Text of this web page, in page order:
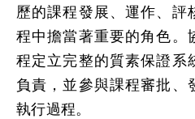
歷的課程發展、運作、評
程中擔當著重要的角色。
程定立完整的質素保證系
負責，並參與課程審批、
執行過程。